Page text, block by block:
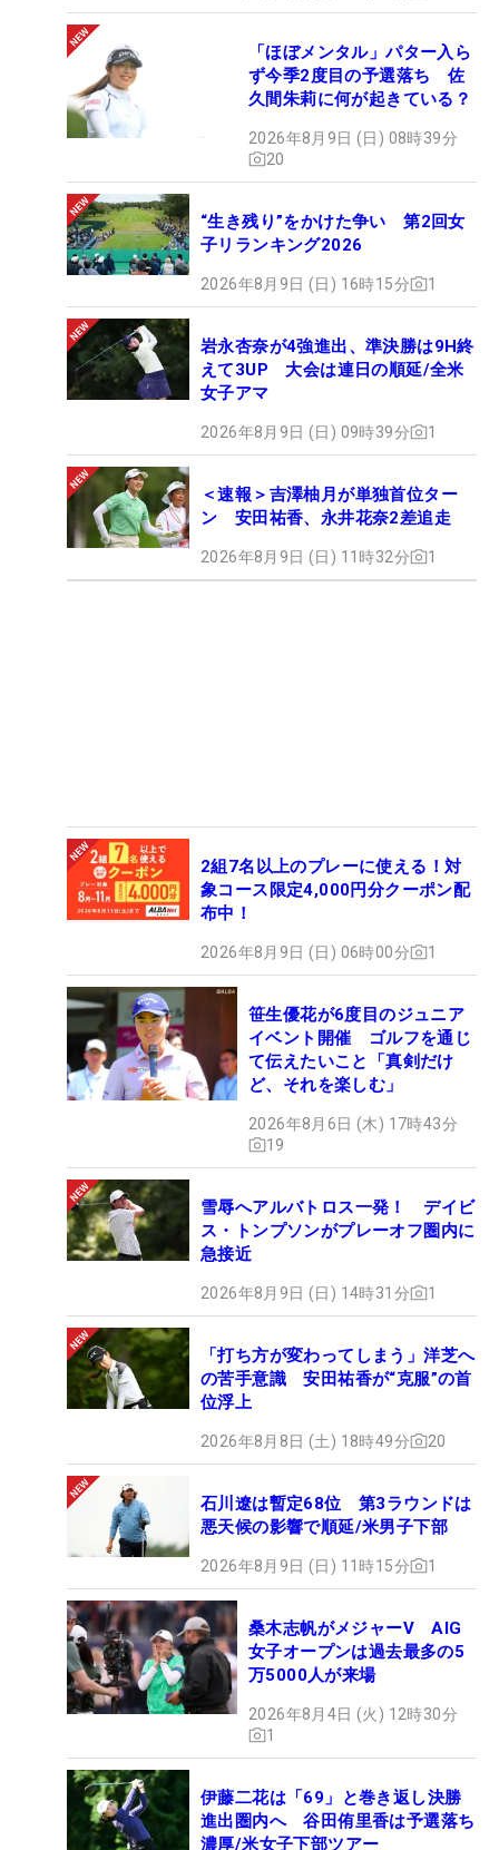
「ほぼメンタル」パター入ら
ず今季2度目の予選落ち 佐
久間朱莉に何が起きている？
2026年8月9日 (日) 08時39分
20
“生き残り”をかけた争い 第2回女
子リランキング2026
2026年8月9日 (日) 16時15分 1
岩永杏奈が4強進出、準決勝は9H終
えて3UP 大会は連日の順延/全米
女子アマ
2026年8月9日 (日) 09時39分 1
＜速報＞吉澤柚月が単独首位ター
ン 安田祐香、永井花奈2差追走
2026年8月9日 (日) 11時32分 1
2組7名以上のプレーに使える！対
象コース限定4,000円分クーポン配
布中！
2026年8月9日 (日) 06時00分 1
笹生優花が6度目のジュニア
イベント開催 ゴルフを通じ
て伝えたいこと「真剣だけ
ど、それを楽しむ」
2026年8月6日 (木) 17時43分
19
雪辱へアルバトロス一発！ デイビ
ス・トンプソンがプレーオフ圏内に
急接近
2026年8月9日 (日) 14時31分 1
「打ち方が変わってしまう」洋芝へ
の苦手意識 安田祐香が“克服”の首
位浮上
2026年8月8日 (土) 18時49分 20
石川遼は暫定68位 第3ラウンドは
悪天候の影響で順延/米男子下部
2026年8月9日 (日) 11時15分 1
桑木志帆がメジャーV AIG
女子オープンは過去最多の5
万5000人が来場
2026年8月4日 (火) 12時30分
1
伊藤二花は「69」と巻き返し決勝
進出圏内へ 谷田侑里香は予選落ち
濃厚/米女子下部ツアー